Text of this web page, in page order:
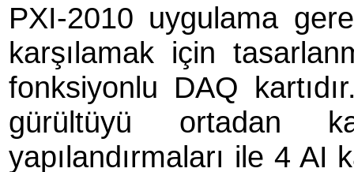
PXI-2010 uygulama
karşılamak için
fonksiyonlu DAQ
gürültüyü ortadan
yapılandırmaları ile 4 AI